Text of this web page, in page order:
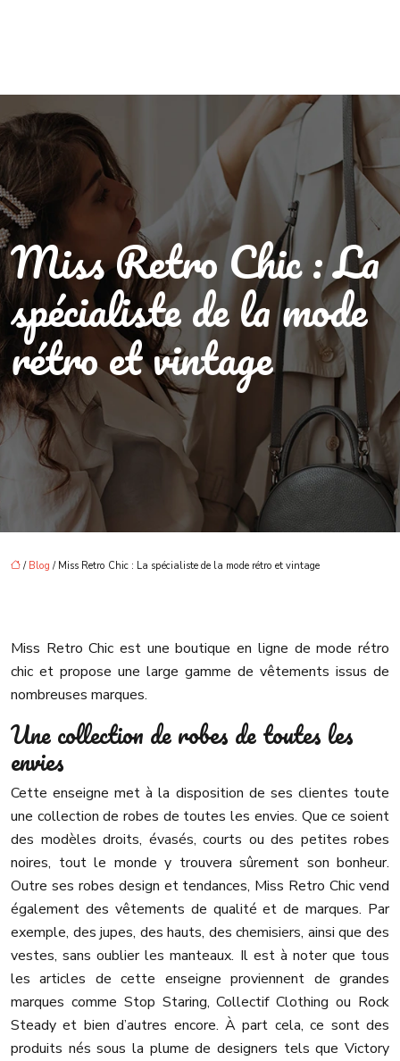
Miss Retro Chic : La
spécialiste de la mode
rétro et vintage
/ Blog / Miss Retro Chic : La spécialiste de la mode rétro et vintage
Miss Retro Chic est une boutique en ligne de mode rétro
chic et propose une large gamme de vêtements issus de
nombreuses marques.
Une collection de robes de toutes les
envies
Cette enseigne met à la disposition de ses clientes toute
une collection de robes de toutes les envies. Que ce soient
des modèles droits, évasés, courts ou des petites robes
noires, tout le monde y trouvera sûrement son bonheur.
Outre ses robes design et tendances, Miss Retro Chic vend
également des vêtements de qualité et de marques. Par
exemple, des jupes, des hauts, des chemisiers, ainsi que des
vestes, sans oublier les manteaux. Il est à noter que tous
les articles de cette enseigne proviennent de grandes
marques comme Stop Staring, Collectif Clothing ou Rock
Steady et bien d’autres encore. À part cela, ce sont des
produits nés sous la plume de designers tels que Victory